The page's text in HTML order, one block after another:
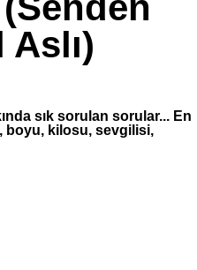
sık sorulan sorular... En
boyu, kilosu, sevgilisi,